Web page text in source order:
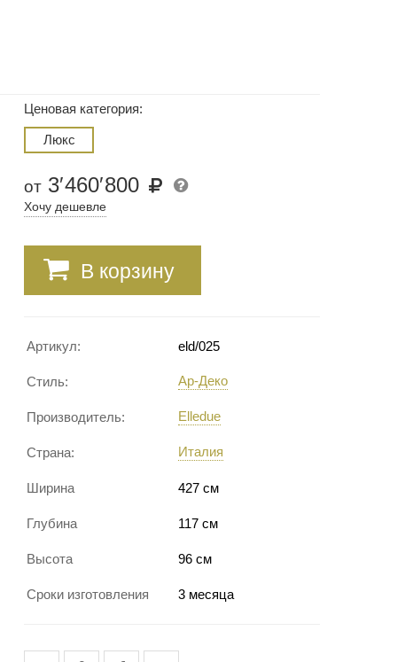
Ценовая категория:
Люкс
от 3′460′800
Хочу дешевле
В корзину
Артикул: eld/025
Стиль: Ар-Деко
Производитель: Elledue
Страна: Италия
Ширина 427 см
Глубина 117 см
Высота 96 см
Сроки изготовления 3 месяца